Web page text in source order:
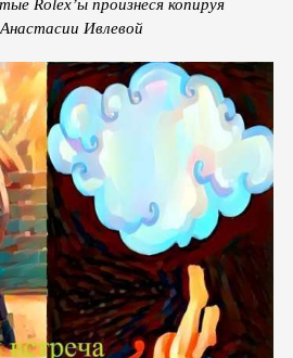
Rolex’ы произнеся копируя
Ивлевой